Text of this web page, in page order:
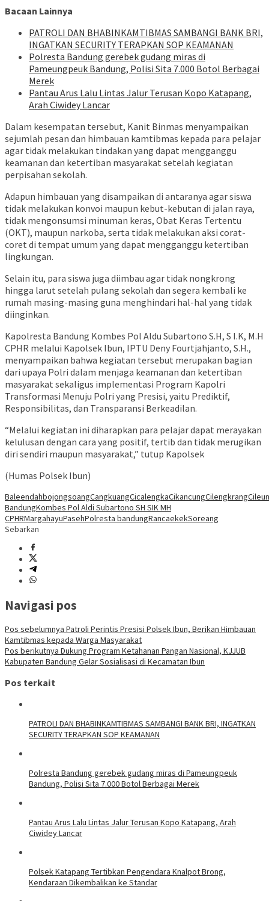
Bacaan Lainnya
‎PATROLI DAN BHABINKAMTIBMAS SAMBANGI BANK BRI,
INGATKAN SECURITY TERAPKAN SOP KEAMANAN
Polresta Bandung gerebek gudang miras di
Pameungpeuk Bandung, Polisi Sita 7.000 Botol Berbagai
Merek
Pantau Arus Lalu Lintas Jalur Terusan Kopo Katapang,
Arah Ciwidey Lancar
Dalam kesempatan tersebut, Kanit Binmas menyampaikan
sejumlah pesan dan himbauan kamtibmas kepada para pelajar
agar tidak melakukan tindakan yang dapat mengganggu
keamanan dan ketertiban masyarakat setelah kegiatan
perpisahan sekolah.
Adapun himbauan yang disampaikan di antaranya agar siswa
tidak melakukan konvoi maupun kebut-kebutan di jalan raya,
tidak mengonsumsi minuman keras, Obat Keras Tertentu
(OKT), maupun narkoba, serta tidak melakukan aksi corat-
coret di tempat umum yang dapat mengganggu ketertiban
lingkungan.
Selain itu, para siswa juga diimbau agar tidak nongkrong
hingga larut setelah pulang sekolah dan segera kembali ke
rumah masing-masing guna menghindari hal-hal yang tidak
diinginkan.
Kapolresta Bandung Kombes Pol Aldu Subartono S.H, S I.K, M.H
CPHR melalui Kapolsek Ibun, IPTU Deny Fourtjahjanto, S.H.,
menyampaikan bahwa kegiatan tersebut merupakan bagian
dari upaya Polri dalam menjaga keamanan dan ketertiban
masyarakat sekaligus implementasi Program Kapolri
Transformasi Menuju Polri yang Presisi, yaitu Prediktif,
Responsibilitas, dan Transparansi Berkeadilan.
“Melalui kegiatan ini diharapkan para pelajar dapat merayakan
kelulusan dengan cara yang positif, tertib dan tidak merugikan
diri sendiri maupun masyarakat,” tutup Kapolsek
(Humas Polsek Ibun)
BaleendahbojongsoangCangkuangCicalengkaCikancungCilengkrang
BandungKombes Pol Aldi Subartono SH SIK MH
CPHRMargahayuPasehPolresta bandungRancaekekSoreang
Sebarkan
Navigasi pos
Pos sebelumnya Patroli Perintis Presisi Polsek Ibun, Berikan Himbauan
Kamtibmas kepada Warga Masyarakat
Pos berikutnya Dukung Program Ketahanan Pangan Nasional, KJJUB
Kabupaten Bandung Gelar Sosialisasi di Kecamatan Ibun
Pos terkait
‎PATROLI DAN BHABINKAMTIBMAS SAMBANGI BANK BRI, INGATKAN
SECURITY TERAPKAN SOP KEAMANAN
Polresta Bandung gerebek gudang miras di Pameungpeuk
Bandung, Polisi Sita 7.000 Botol Berbagai Merek
Pantau Arus Lalu Lintas Jalur Terusan Kopo Katapang, Arah
Ciwidey Lancar
Polsek Katapang Tertibkan Pengendara Knalpot Brong,
Kendaraan Dikembalikan ke Standar